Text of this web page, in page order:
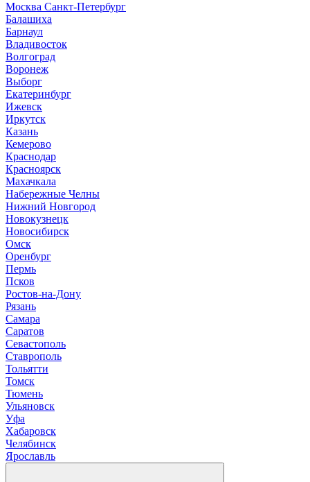
Москва Санкт-Петербург
Балашиха
Барнаул
Владивосток
Волгоград
Воронеж
Выборг
Екатеринбург
Ижевск
Иркутск
Казань
Кемерово
Краснодар
Красноярск
Махачкала
Набережные Челны
Нижний Новгород
Новокузнецк
Новосибирск
Омск
Оренбург
Пермь
Псков
Ростов-на-Дону
Рязань
Самара
Саратов
Севастополь
Ставрополь
Тольятти
Томск
Тюмень
Ульяновск
Уфа
Хабаровск
Челябинск
Ярославль